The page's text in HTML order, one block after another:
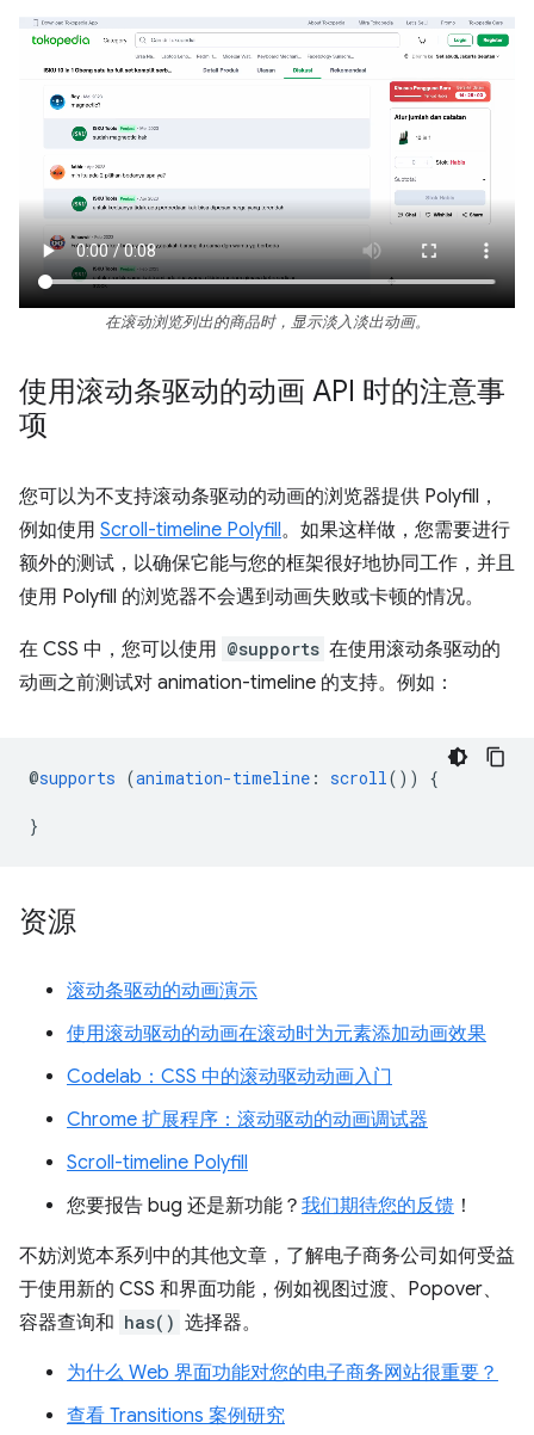
在滚动浏览列出的商品时，显示淡入淡出动画。
使用滚动条驱动的动画 API 时的注意事
项
您可以为不支持滚动条驱动的动画的浏览器提供 Polyfill，
例如使用 Scroll-timeline Polyfill。如果这样做，您需要进行
额外的测试，以确保它能与您的框架很好地协同工作，并且
使用 Polyfill 的浏览器不会遇到动画失败或卡顿的情况。
在 CSS 中，您可以使用 @supports 在使用滚动条驱动的
动画之前测试对 animation-timeline 的支持。例如：
@supports (animation-timeline : scroll ()) {
}
资源
滚动条驱动的动画演示
使用滚动驱动的动画在滚动时为元素添加动画效果
Codelab：CSS 中的滚动驱动动画入门
Chrome 扩展程序：滚动驱动的动画调试器
Scroll-timeline Polyfill
您要报告 bug 还是新功能？ 我们期待您的反馈 ！
不妨浏览本系列中的其他文章，了解电子商务公司如何受益
于使用新的 CSS 和界面功能，例如视图过渡、Popover、
容器查询和 has() 选择器。
为什么 Web 界面功能对您的电子商务网站很重要？
查看 Transitions 案例研究